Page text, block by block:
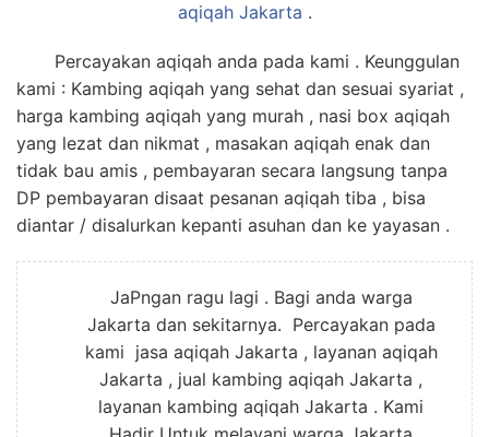
aqiqah Jakarta .
Percayakan aqiqah anda pada kami . Keunggulan
kami : Kambing aqiqah yang sehat dan sesuai syariat ,
harga kambing aqiqah yang murah , nasi box aqiqah
yang lezat dan nikmat , masakan aqiqah enak dan
tidak bau amis , pembayaran secara langsung tanpa
DP pembayaran disaat pesanan aqiqah tiba , bisa
diantar / disalurkan kepanti asuhan dan ke yayasan .
JaPngan ragu lagi . Bagi anda warga
Jakarta dan sekitarnya. Percayakan pada
kami jasa aqiqah Jakarta , layanan aqiqah
Jakarta , jual kambing aqiqah Jakarta ,
layanan kambing aqiqah Jakarta . Kami